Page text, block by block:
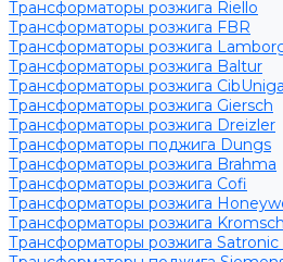
Трансформаторы розжига Riello
Трансформаторы розжига FBR
Трансформаторы розжига
Трансформаторы розжига Baltur
Трансформаторы розжига
Трансформаторы розжига Giersch
Трансформаторы розжига Dreizler
Трансформаторы поджига Dungs
Трансформаторы розжига Brahma
Трансформаторы розжига Cofi
Трансформаторы розжига
Трансформаторы розжига
Трансформаторы розжига Satronic